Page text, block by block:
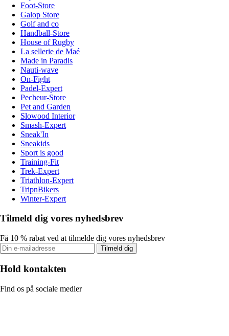
Foot-Store
Galop Store
Golf and co
Handball-Store
House of Rugby
La sellerie de Maé
Made in Paradis
Nauti-wave
On-Fight
Padel-Expert
Pecheur-Store
Pet and Garden
Slowood Interior
Smash-Expert
Sneak'In
Sneakids
Sport is good
Training-Fit
Trek-Expert
Triathlon-Expert
TripnBikers
Winter-Expert
Tilmeld dig vores nyhedsbrev
Få 10 % rabat ved at tilmelde dig vores nyhedsbrev
Tilmeld dig
Hold kontakten
Find os på sociale medier